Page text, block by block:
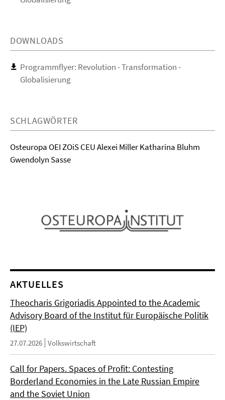
DOWNLOADS
Programmflyer: Revolution - Transformation -
Globalisierung
SCHLAGWÖRTER
Osteuropa OEI ZOiS CEU Alexei Miller Katharina Bluhm
Gwendolyn Sasse
AKTUELLES
Theocharis Grigoriadis Appointed to the Academic
Advisory Board of the Institut für Europäische Politik
(IEP)
27.07.2026 Volkswirtschaft
Call for Papers. Spaces of Profit: Contesting
Borderland Economies in the Late Russian Empire
and the Soviet Union